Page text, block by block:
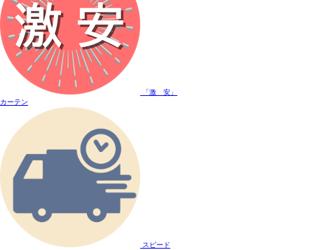
「激 安」
カーテン
スピード